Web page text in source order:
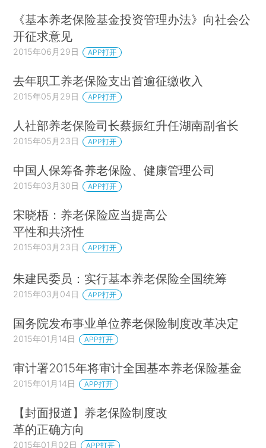
《基本养老保险基金投资管理办法》向社会公
开征求意见
2015年06月29日 APP打开
去年职工养老保险支出首逾征缴收入
2015年05月29日 APP打开
人社部养老保险司长蔡振红升任湖南副省长
2015年05月23日 APP打开
中国人保筹备养老保险、健康管理公司
2015年03月30日 APP打开
宋晓梧：养老保险应当提高公
平性和共济性
2015年03月23日 APP打开
朱建民委员：实行基本养老保险全国统筹
2015年03月04日 APP打开
国务院发布事业单位养老保险制度改革决定
2015年01月14日 APP打开
审计署2015年将审计全国基本养老保险基金
2015年01月14日 APP打开
【封面报道】养老保险制度改
革的正确方向
2015年01月02日 APP打开